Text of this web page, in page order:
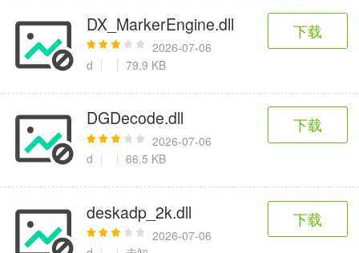
DX_MarkerEngine.dll
2026-07-06
d
79.9 KB
下载
DGDecode.dll
2026-07-06
d
66.5 KB
下载
deskadp_2k.dll
2026-07-06
下载